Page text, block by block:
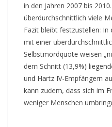
in den Jahren 2007 bis
überdurchschnittlich viele
Fazit bleibt festzustellen: In
mit einer
Selbstmordquote weisen
dem Schnitt (13,9%)
und Hartz IV-Empfängern
kann zudem, dass sich im
weniger Menschen